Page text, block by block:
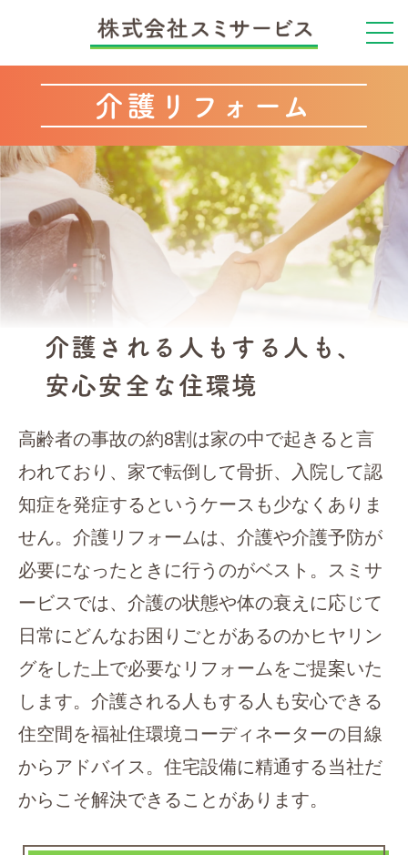
介護リフォーム
介護される人もする人も、
安心安全な住環境
高齢者の事故の約8割は家の中で起きると言
われており、家で転倒して骨折、入院して認
知症を発症するというケースも少なくありま
せん。介護リフォームは、介護や介護予防が
必要になったときに行うのがベスト。スミサ
ービスでは、介護の状態や体の衰えに応じて
日常にどんなお困りごとがあるのかヒヤリン
グをした上で必要なリフォームをご提案いた
します。介護される人もする人も安心できる
住空間を福祉住環境コーディネーターの目線
からアドバイス。住宅設備に精通する当社だ
からこそ解決できることがあります。